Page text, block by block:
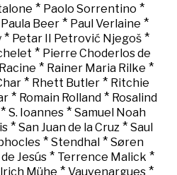
* Paolo Sorrentino *
Paula Beer * Paul Verlaine *
* Petar II Petrović Njegoš *
* Pierre Choderlos de
Racine * Rainer Maria Rilke *
* Rhett Butler* Ritchie
* Romain Rolland* Rosalind
S. Ioannes* Samuel Noah
* San Juan de la Cruz * Saul
* Stendhal * Søren
Jesús* Terrence Malick *
Mühe * Vauvenargues *